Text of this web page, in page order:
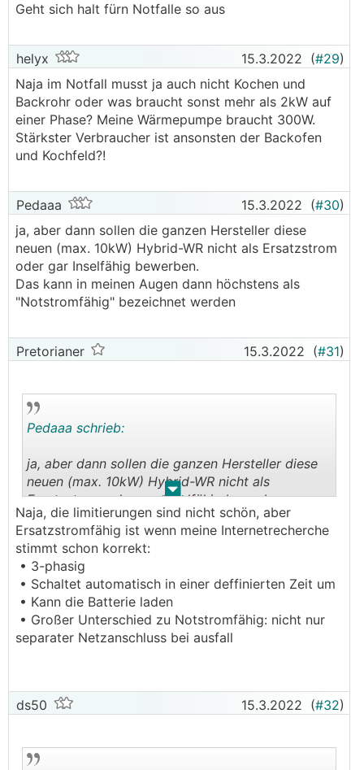
Geht sich halt fürn Notfalle so aus
helyx 15.3.2022 (#29)
Naja im Notfall musst ja auch nicht Kochen und
Backrohr oder was braucht sonst mehr als 2kW auf
einer Phase? Meine Wärmepumpe braucht 300W.
Stärkster Verbraucher ist ansonsten der Backofen
und Kochfeld?!
Pedaaa 15.3.2022 (#30)
ja, aber dann sollen die ganzen Hersteller diese
neuen (max. 10kW) Hybrid-WR nicht als Ersatzstrom
oder gar Inselfähig bewerben.
Das kann in meinen Augen dann höchstens als
"Notstromfähig" bezeichnet werden
Pretorianer 15.3.2022 (#31)
. .
Pedaaa schrieb:
ja, aber dann sollen die ganzen Hersteller diese
neuen (max. 10kW) Hybrid-WR nicht als
Ersatzstrom oder gar Inselfähig bewerben.
Das kann in meinen Augen dann höchstens als
"Notstromfähig" bezeichnet werden
Naja, die limitierungen sind nicht schön, aber
Ersatzstromfähig ist wenn meine Internetrecherche
stimmt schon korrekt:
• 3-phasig
• Schaltet automatisch in einer deffinierten Zeit um
• Kann die Batterie laden
• Großer Unterschied zu Notstromfähig: nicht nur
separater Netzanschluss bei ausfall
ds50 15.3.2022 (#32)